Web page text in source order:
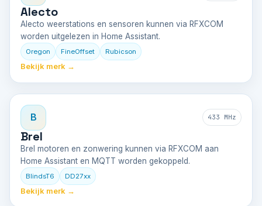
Alecto
Alecto weerstations en sensoren kunnen via RFXCOM
worden uitgelezen in Home Assistant.
Oregon FineOffset Rubicson
Bekijk merk →
B 433 MHz
Brel
Brel motoren en zonwering kunnen via RFXCOM aan
Home Assistant en MQTT worden gekoppeld.
BlindsT6 DD27xx
Bekijk merk →